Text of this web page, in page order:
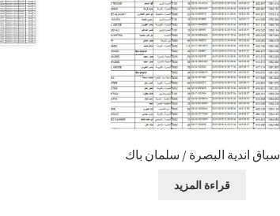
سباق اندية البصرة / سلمان باك
قراءة المزيد